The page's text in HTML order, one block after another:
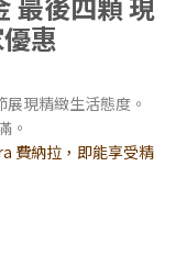
惠
現精緻生活態度。
。
費納拉，即能享受精